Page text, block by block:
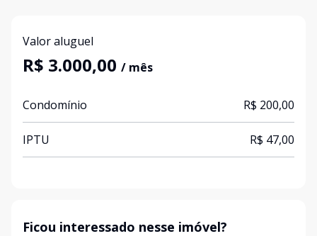
Valor aluguel
R$ 3.000,00 / mês
Condomínio R$ 200,00
IPTU R$ 47,00
Ficou interessado nesse imóvel?